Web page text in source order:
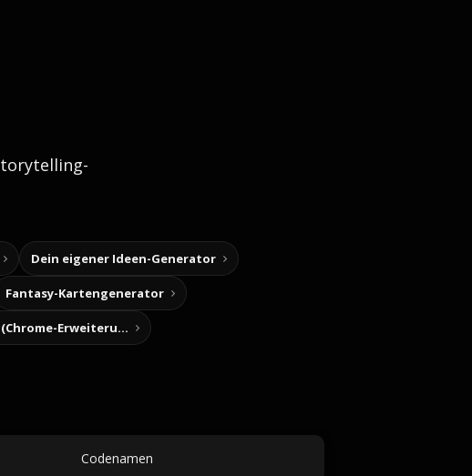
Dein eigener Ideen-Generator
Fantasy-Kartengenerator
Story-Notizen (Chrome-Erweiterung)
Codenamen